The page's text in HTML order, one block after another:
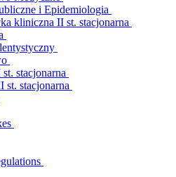
i Epidemiologia
kliniczna II st. stacjonarna
stacjonarna
st. stacjonarna